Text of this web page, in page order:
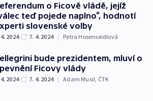
o Ficově vládě, jejíž
teď pojede naplno“, hodnotí
slovenské volby
2024 7. 4. 2024 | Petra Hosenseidlová
bude prezidentem, mluví o
Ficovy vlády
2024 7. 4. 2024 | Adam Musil ČTK